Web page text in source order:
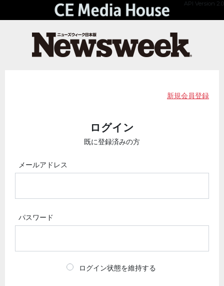
API Version 2.0
新規会員登録
ログイン
既に登録済みの方
メールアドレス
パスワード
ログイン状態を維持する